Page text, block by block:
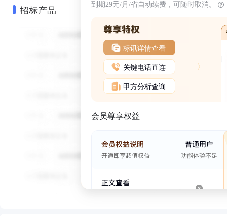
招标产品 到期29元/月/省自动续费，可随时取消。
标讯详情查看
关键电话直连
甲方分析查询
会员尊享权益